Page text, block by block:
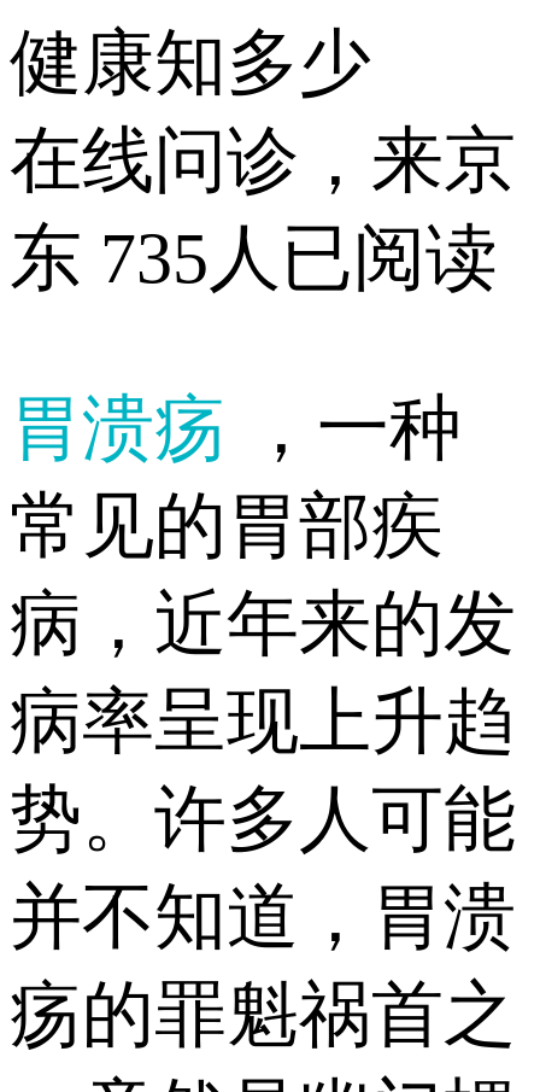
健康知多少
在线问诊，来京
东 735人已阅读
胃溃疡
，一种
常见的胃部疾
病，近年来的发
病率呈现上升趋
势。许多人可能
并不知道，胃溃
疡的罪魁祸首之